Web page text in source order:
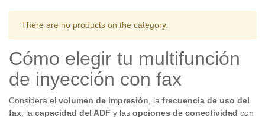
There are no products on the category.
Cómo elegir tu multifunción
de inyección con fax
Considera el volumen de impresión , la frecuencia de uso del
fax , la capacidad del ADF y las opciones de conectividad con